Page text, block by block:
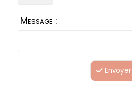
Message :
Envoyer